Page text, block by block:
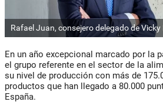
Rafael Juan, consejero delegado de Vicky
En un año excepcional marcado por la
el grupo referente en el sector de la
su nivel de producción con más de
productos que han llegado a 80.000
España.